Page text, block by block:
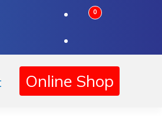
0
Online Shop